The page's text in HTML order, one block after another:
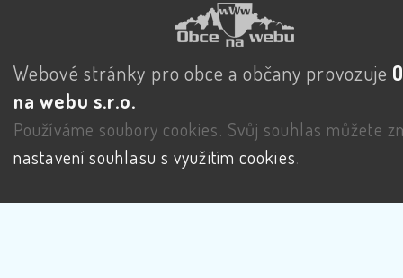
Webové stránky pro obce a občany provozuje
na webu s.r.o.
Používáme soubory cookies. Svůj souhlas můžete
nastavení souhlasu s využitím cookies.